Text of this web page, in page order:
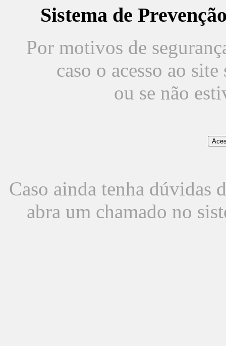
Sistema de
Por motivos de
caso o acesso ao
ou se não
Caso ainda tenha dúvidas
abra um chamado no